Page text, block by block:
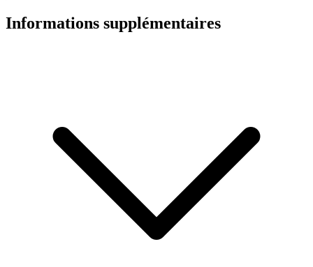
Informations supplémentaires